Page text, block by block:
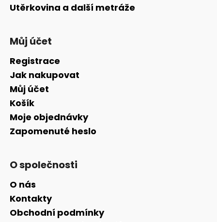
Utěrkovina a další metráže
Můj účet
Registrace
Jak nakupovat
Můj účet
Košík
Moje objednávky
Zapomenuté heslo
O společnosti
O nás
Kontakty
Obchodní podmínky